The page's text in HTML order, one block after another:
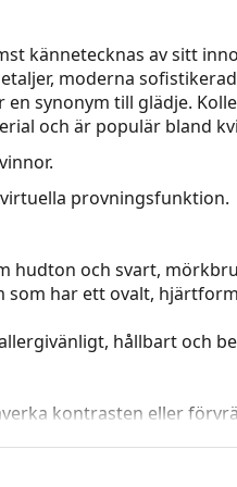
kännetecknas av sitt
moderna
synonym till glädje.
och är populär bland
provningsfunktion.
hudton och svart,
som har ett ovalt,
hållbart och
kontrasten eller